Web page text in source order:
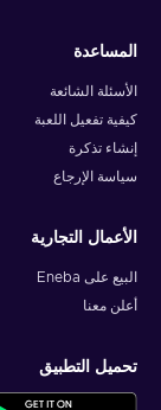
المساعدة
الأسئلة الشائعة
كيفية تفعيل اللعبة
إنشاء تذكرة
سياسة الإرجاع
الأعمال التجارية
البيع على Eneba
أعلن معنا
تحميل التطبيق